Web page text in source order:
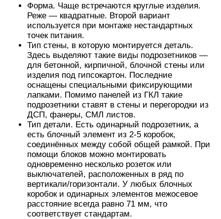
Форма. Чаще встречаются круглые изделия.
Реже — квадратные. Второй вариант
используется при монтаже нестандартных
точек питания.
Тип стены, в которую монтируется деталь.
Здесь выделяют такие виды подрозетников —
для бетонной, кирпичной, блочной стены или
изделия под гипсокартон. Последние
оснащены специальными фиксирующими
лапками. Помимо панелей из ГКЛ такие
подрозетники ставят в стены и перегородки из
ДСП, фанеры, СМЛ листов.
Тип детали. Есть одинарный подрозетник, а
есть блочный элемент из 2-5 коробок,
соединённых между собой общей рамкой. При
помощи блоков можно монтировать
одновременно несколько розеток или
выключателей, расположенных в ряд по
вертикали/горизонтали. У любых блочных
коробок и одинарных элементов межосевое
расстояние всегда равно 71 мм, что
соответствует стандартам.